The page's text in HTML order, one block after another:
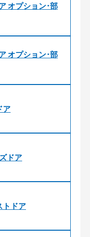
オプション･部
オプション･部
ア
ドア
トドア